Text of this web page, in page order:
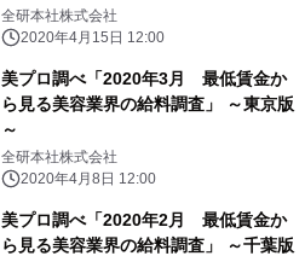
全研本社株式会社
2020年4月15日 12:00
美プロ調べ「2020年3月 最低賃金か
ら見る美容業界の給料調査」 ～東京版
～
全研本社株式会社
2020年4月8日 12:00
美プロ調べ「2020年2月 最低賃金か
ら見る美容業界の給料調査」 ～千葉版